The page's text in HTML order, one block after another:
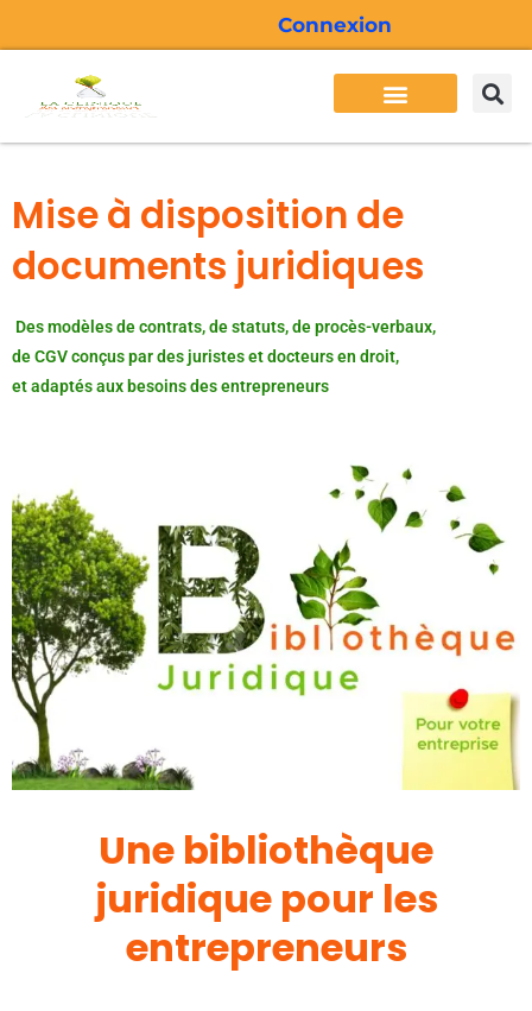
au
Connexion
Mise à disposition de
documents juridiques
Des modèles de contrats, de statuts, de procès-verbaux,
de CGV conçus par des juristes et docteurs en droit,
et adaptés aux besoins des entrepreneurs
Une bibliothèque
juridique pour les
entrepreneurs